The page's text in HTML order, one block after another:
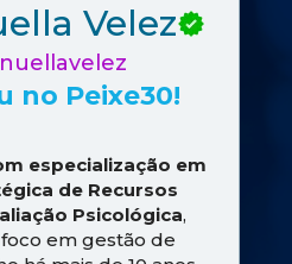
no Peixe30!
especialização em
de Recursos
Psicológica,
em gestão de
Velez